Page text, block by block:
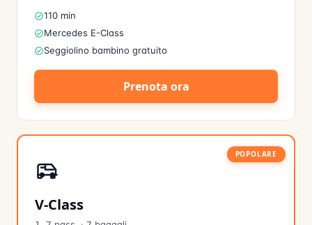
110 min
Mercedes E-Class
Seggiolino bambino gratuito
Prenota ora
POPOLARE
V-Class